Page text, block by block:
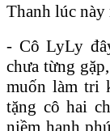
Thanh lúc này
- Cô LyLy
chưa từng
muốn làm tri
tặng cô hai
niềm hạnh